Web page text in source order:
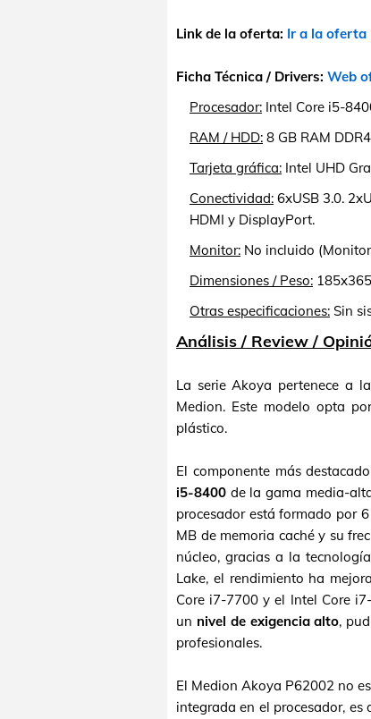
Link de la oferta: Ir a la oferta
Ficha Técnica / Drivers: Web
Procesador: Intel Core i5-
RAM / HDD: 8 GB RAM
Tarjeta gráfica: Intel UHD
Conectividad: 6xUSB 3.0.
HDMI y DisplayPort.
Monitor: No incluido
Dimensiones / Peso:
Otras especificaciones: Sin
Análisis / Review /
La serie Akoya pertenece a
Medion. Este modelo opta
plástico.
El componente más
i5-8400 de la gama media-
procesador está formado por
MB de memoria caché y su
núcleo, gracias a la
Lake, el rendimiento ha
Core i7-7700 y el Intel Core
un nivel de exigencia alto,
profesionales.
El Medion Akoya P62002 no
integrada en el procesador, es